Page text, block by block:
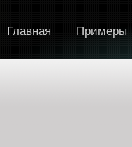
Главная Примеры